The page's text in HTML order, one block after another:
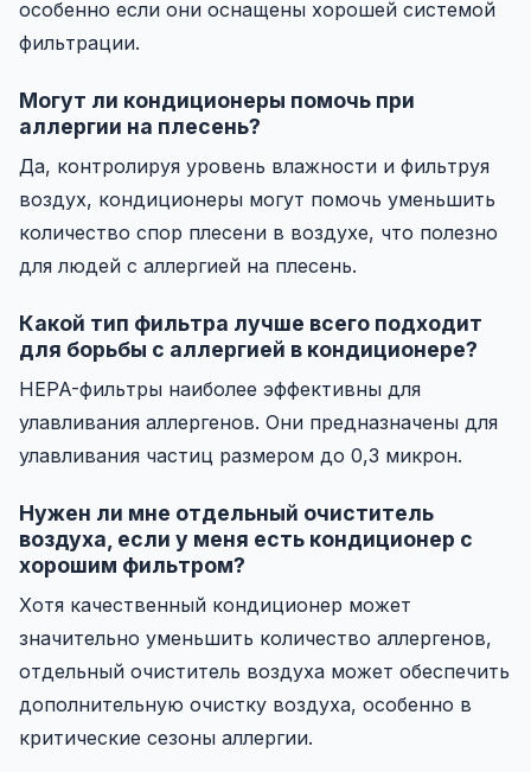
особенно если они оснащены хорошей системой
фильтрации.
Могут ли кондиционеры помочь при
аллергии на плесень?
Да, контролируя уровень влажности и фильтруя
воздух, кондиционеры могут помочь уменьшить
количество спор плесени в воздухе, что полезно
для людей с аллергией на плесень.
Какой тип фильтра лучше всего подходит
для борьбы с аллергией в кондиционере?
HEPA-фильтры наиболее эффективны для
улавливания аллергенов. Они предназначены для
улавливания частиц размером до 0,3 микрон.
Нужен ли мне отдельный очиститель
воздуха, если у меня есть кондиционер с
хорошим фильтром?
Хотя качественный кондиционер может
значительно уменьшить количество аллергенов,
отдельный очиститель воздуха может обеспечить
дополнительную очистку воздуха, особенно в
критические сезоны аллергии.